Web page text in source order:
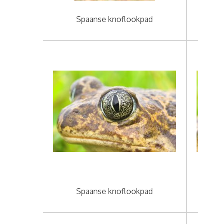
Spaanse knoflookpad
Spaanse knoflookpad